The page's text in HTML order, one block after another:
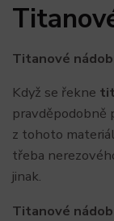
Titanové
Když se řekne
pravděpodobně
z tohoto
třeba
jinak.
Titanové